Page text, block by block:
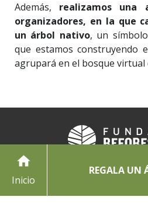
home
Inicio
REGALA UN
Además, realizamos
organizadores, en la que
un árbol nativo, un
que estamos construyendo
agrupará en el bosque virtual
PRENSA